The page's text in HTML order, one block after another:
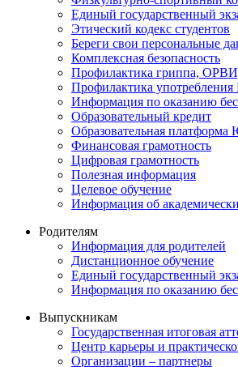
Единый государственный
Этический кодекс студентов
Береги свои персональные
Комплексная безопасность
Профилактика гриппа,
Профилактика
Информация по оказанию
Образовательный кредит
Образовательная
Финансовая грамотность
Цифровая грамотность
Полезная информация
Целевое обучение
Информация об
Родителям
Информация для родителей
Дистанционное обучение
Единый государственный
Информация по оказанию
Выпускникам
Государственная итоговая
Центр карьеры и
Организации – партнеры